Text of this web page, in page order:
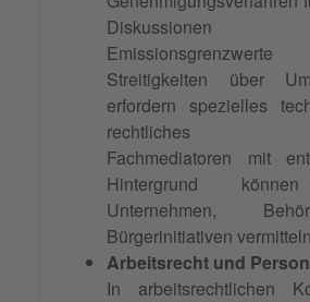
Streitigkeiten über
erfordern spezielles
rechtliches
Fachmediatoren mit
Hintergrund
Unternehmen,
Bürgerinitiativen
Arbeitsrecht und
In arbeitsrechtlichen